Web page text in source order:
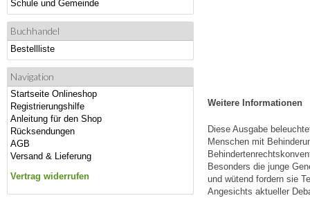
Schule und Gemeinde
Buchhandel
Bestellliste
Navigation
Startseite Onlineshop
Registrierungshilfe
Anleitung für den Shop
Rücksendungen
AGB
Versand & Lieferung
Vertrag widerrufen
Weitere Informationen
Diese Ausgabe
Menschen mit
Besonders die junge
und wütend fordern sie
Angesichts aktueller